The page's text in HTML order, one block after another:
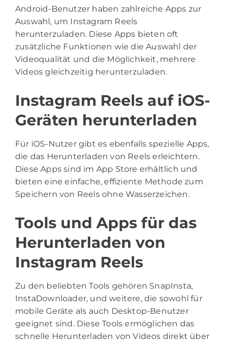
Android-Benutzer haben zahlreiche Apps zur
Auswahl, um Instagram Reels
herunterzuladen. Diese Apps bieten oft
zusätzliche Funktionen wie die Auswahl der
Videoqualität und die Möglichkeit, mehrere
Videos gleichzeitig herunterzuladen.
Instagram Reels auf iOS-
Geräten herunterladen
Für iOS-Nutzer gibt es ebenfalls spezielle Apps,
die das Herunterladen von Reels erleichtern.
Diese Apps sind im App Store erhältlich und
bieten eine einfache, effiziente Methode zum
Speichern von Reels ohne Wasserzeichen.
Tools und Apps für das
Herunterladen von
Instagram Reels
Zu den beliebten Tools gehören SnapInsta,
InstaDownloader, und weitere, die sowohl für
mobile Geräte als auch Desktop-Benutzer
geeignet sind. Diese Tools ermöglichen das
schnelle Herunterladen von Videos direkt über